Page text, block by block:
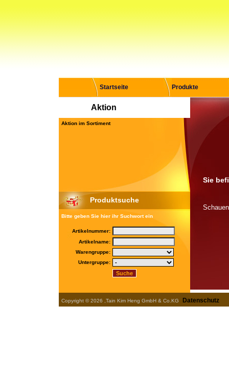
Startseite Produkte
Aktion
Sie
Aktion im Sortiment
Produktsuche
Bitte geben Sie hier ihr Suchwort ein
Artikelnummer:
Artikelname:
Warengruppe:
Untergruppe:
Copyright © 2026 ,Tain Kim Heng GmbH & Co.KG Datenschutz